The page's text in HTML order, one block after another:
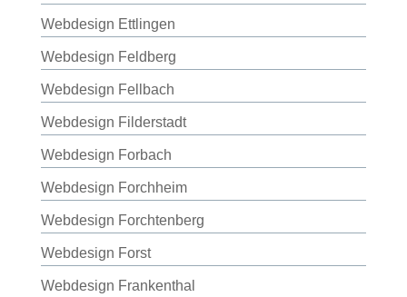
Webdesign Ettlingen
Webdesign Feldberg
Webdesign Fellbach
Webdesign Filderstadt
Webdesign Forbach
Webdesign Forchheim
Webdesign Forchtenberg
Webdesign Forst
Webdesign Frankenthal